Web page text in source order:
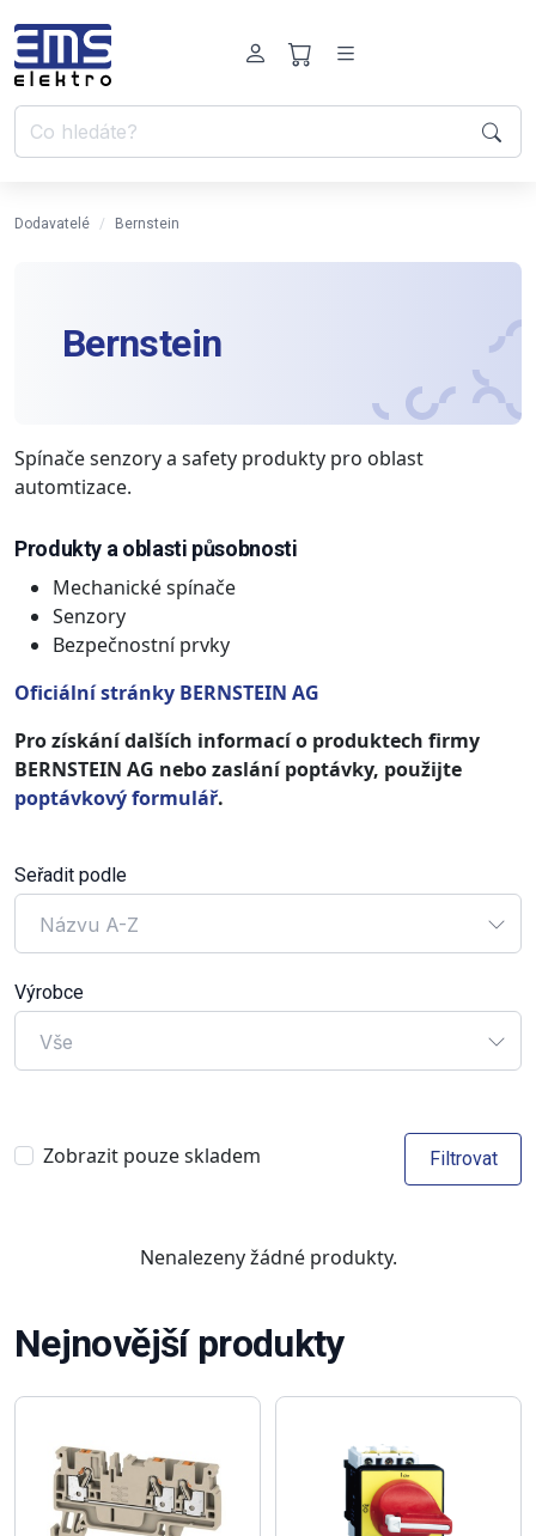
Dodavatelé Bernstein
Bernstein
Spínače senzory a safety produkty pro oblast
automtizace.
Produkty a oblasti působnosti
Mechanické spínače
Senzory
Bezpečnostní prvky
Oficiální stránky BERNSTEIN AG
Pro získání dalších informací o produktech firmy
BERNSTEIN AG nebo zaslání poptávky, použijte
poptávkový formulář.
Seřadit podle
Názvu A-Z
Výrobce
Vše
Zobrazit pouze skladem Filtrovat
Nenalezeny žádné produkty.
Nejnovější produkty